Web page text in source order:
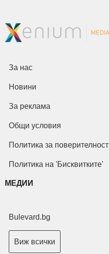
За нас
Новини
За реклама
Общи условия
Политика за поверителност
Политика на 'Бисквитките'
МЕДИИ
Bulevard.bg
Виж всички